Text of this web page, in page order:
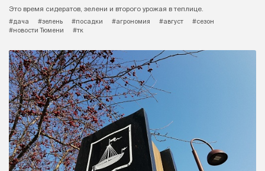
Это время сидератов, зелени и второго урожая в теплице.
#дача
#зелень #посадки #агрономия #август
#сезон
#новости Тюмени
#тк